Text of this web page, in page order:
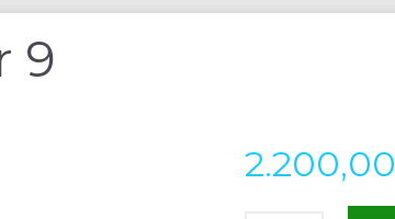
9
2.200,00